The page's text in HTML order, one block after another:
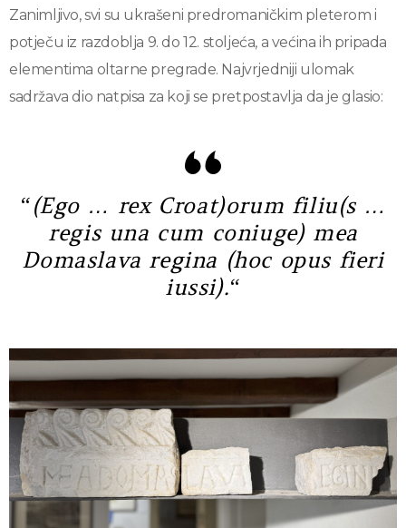
Zanimljivo, svi su ukrašeni predromaničkim pleterom i
potječu iz razdoblja 9. do 12. stoljeća, a većina ih pripada
elementima oltarne pregrade. Najvrjedniji ulomak
sadržava dio natpisa za koji se pretpostavlja da je glasio:
“(Ego … rex Croat)orum filiu(s …
regis una cum coniuge) mea
Domaslava regina (hoc opus fieri
iussi).“